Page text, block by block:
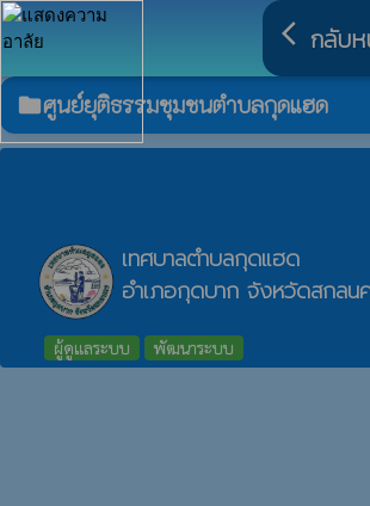
arrow_back_ios กลับห
folderศูนย์ยุติธรรมชุมชนตำบลกุดแฮด
เทศบาลตำบลกุดแฮด
อำเภอกุดบาก จังหวัดสกลน
ผู้ดูแลระบบ พัฒนาระบบ